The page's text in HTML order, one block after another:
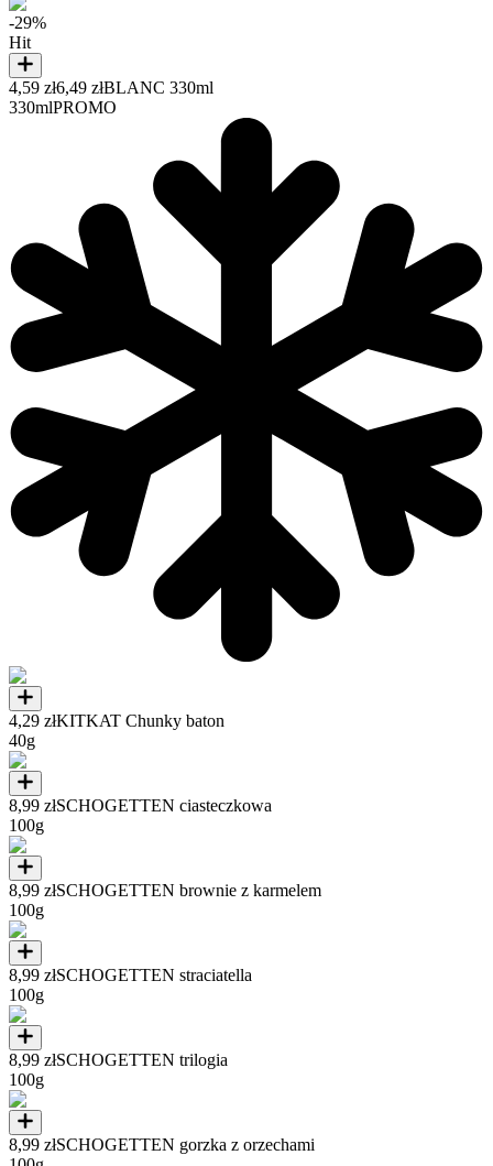
-29%
Hit
4,59 zł6,49 złBLANC 330ml
330mlPROMO
4,29 złKITKAT Chunky baton
40g
8,99 złSCHOGETTEN ciasteczkowa
100g
8,99 złSCHOGETTEN brownie z karmelem
100g
8,99 złSCHOGETTEN straciatella
100g
8,99 złSCHOGETTEN trilogia
100g
8,99 złSCHOGETTEN gorzka z orzechami